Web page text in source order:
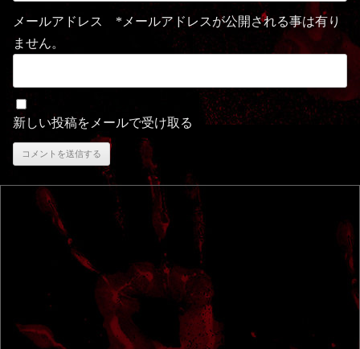
メールアドレス *メールアドレスが公開される事は有り
ません。
新しい投稿をメールで受け取る